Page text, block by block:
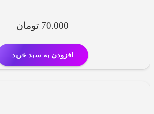
70.000 تومان
افزودن به سبد خرید